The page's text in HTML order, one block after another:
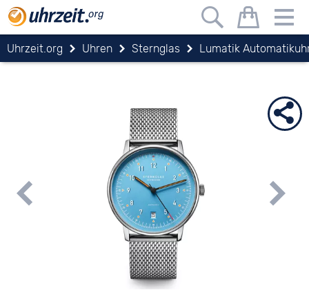
Uhrzeit.org Uhren Sternglas Lumatik